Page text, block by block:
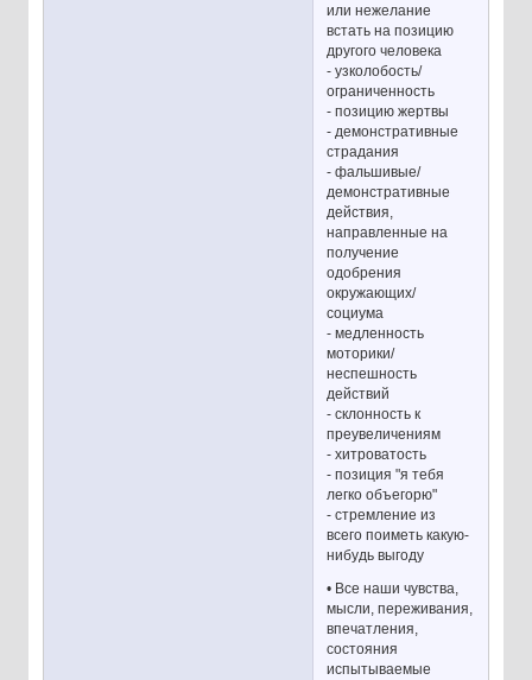
или нежелание
встать на позицию
другого человека
- узколобость/
ограниченность
- позицию жертвы
- демонстративные
страдания
- фальшивые/
демонстративные
действия,
направленные на
получение
одобрения
окружающих/
социума
- медленность
моторики/
неспешность
действий
- склонность к
преувеличениям
- хитроватость
- позиция "я тебя
легко объегорю"
- стремление из
всего поиметь какую-
нибудь выгоду
• Все наши чувства,
мысли, переживания,
впечатления,
состояния
испытываемые